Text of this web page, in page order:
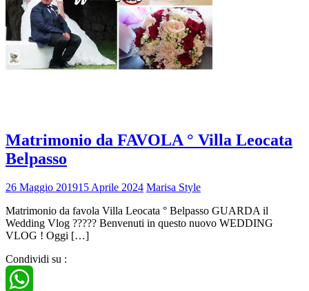
Matrimonio da FAVOLA ° Villa Leocata
Belpasso
26 Maggio 201915 Aprile 2024 Marisa Style
Matrimonio da favola Villa Leocata ° Belpasso GUARDA il
Wedding Vlog ????? Benvenuti in questo nuovo WEDDING
VLOG ! Oggi […]
Condividi su :